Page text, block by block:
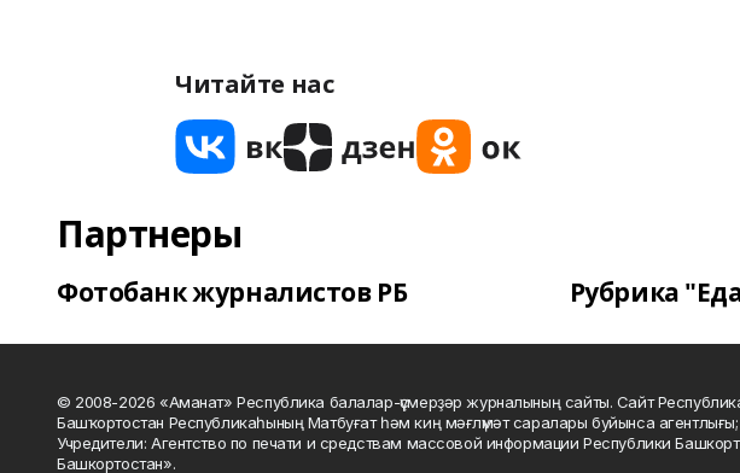
Читайте нас
Партнеры
Фотобанк журналистов РБ Рубрика
© 2008-2026 «Аманат» Республика балалар-үҫмерҙәр журналының сайты. Сайт
Башҡортостан Республикаһының Матбуғат һәм киң мәғлүмәт саралары буйынса
Учредители: Агентство по печати и средствам массовой информации Республики
Башкортостан».